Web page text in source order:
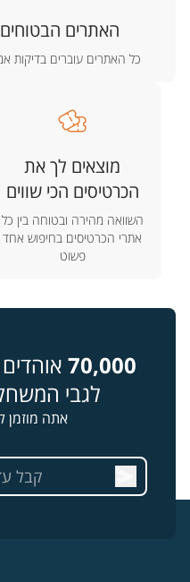
האתרים
כל האתרים עוברים בדיקות
מוצאים לך את
הכרטיסים הכי שווים
השוואה מהירה ובטוחה בין כל
אתרי הכרטיסים בחיפוש אחד
פשוט
70,000
לגבי
אתה מוזמן